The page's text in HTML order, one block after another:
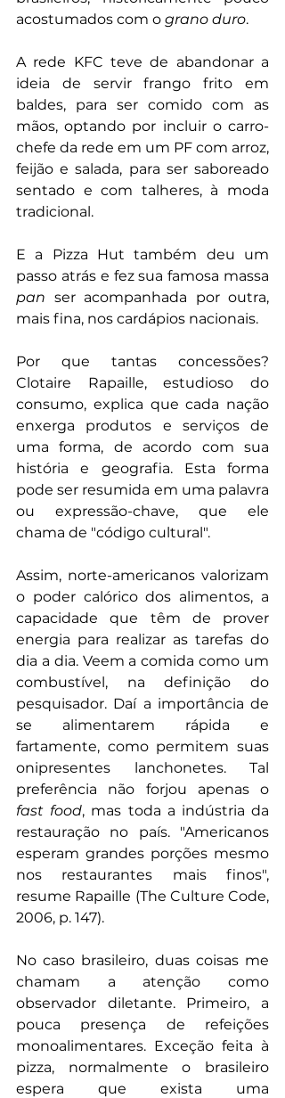
acostumados com o grano duro.
A rede KFC teve de abandonar a
ideia de servir frango frito em
baldes, para ser comido com as
mãos, optando por incluir o carro-
chefe da rede em um PF com arroz,
feijão e salada, para ser saboreado
sentado e com talheres, à moda
tradicional.
E a Pizza Hut também deu um
pan ser acompanhada por outra,
mais fina, nos cardápios nacionais.
Por que tantas concessões?
Clotaire Rapaille, estudioso do
consumo, explica que cada nação
enxerga produtos e serviços de
uma forma, de acordo com sua
história e geografia. Esta forma
pode ser resumida em uma palavra
ou expressão-chave, que ele
chama de "código cultural".
Assim, norte-americanos valorizam
o poder calórico dos alimentos, a
capacidade que têm de prover
energia para realizar as tarefas do
dia a dia. Veem a comida como um
combustível, na definição do
pesquisador. Daí a importância de
se alimentarem rápida e
fartamente, como permitem suas
onipresentes lanchonetes. Tal
fast food, mas toda a indústria da
restauração no país. "Americanos
esperam grandes porções mesmo
nos restaurantes mais finos",
resume Rapaille (The Culture Code,
2006, p. 147).
No caso brasileiro, duas coisas me
chamam a atenção como
observador diletante. Primeiro, a
pouca presença de refeições
monoalimentares. Exceção feita à
pizza, normalmente o brasileiro
espera que exista uma